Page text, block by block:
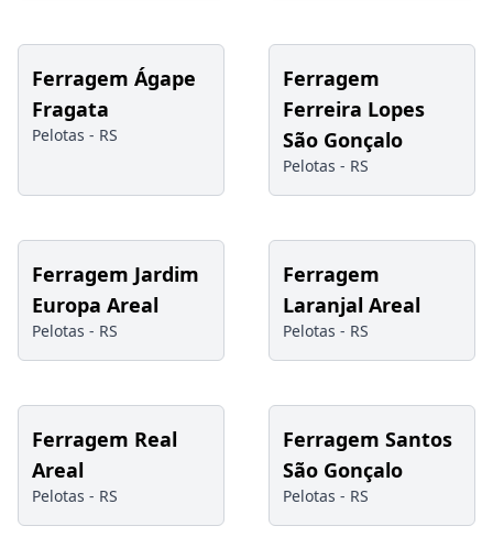
Ferragem Ágape
Fragata
Pelotas - RS
Ferragem
Ferreira Lopes
São Gonçalo
Pelotas - RS
Ferragem Jardim
Europa Areal
Pelotas - RS
Ferragem
Laranjal Areal
Pelotas - RS
Ferragem Real
Areal
Pelotas - RS
Ferragem Santos
São Gonçalo
Pelotas - RS